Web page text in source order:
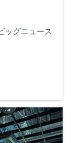
ッグニュース